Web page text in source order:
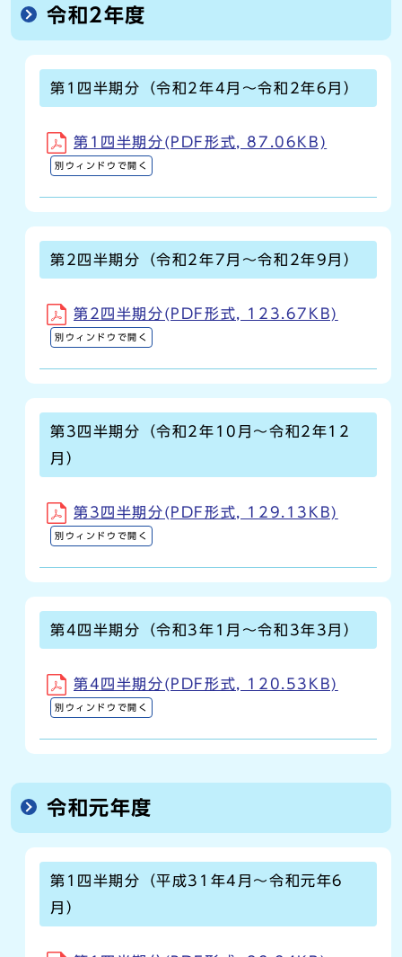
令和2年度
第1四半期分（令和2年4月～令和2年6月）
第1四半期分(PDF形式, 87.06KB)
別ウィンドウで開く
第2四半期分（令和2年7月～令和2年9月）
第2四半期分(PDF形式, 123.67KB)
別ウィンドウで開く
第3四半期分（令和2年10月～令和2年12
月）
第3四半期分(PDF形式, 129.13KB)
別ウィンドウで開く
第4四半期分（令和3年1月～令和3年3月）
第4四半期分(PDF形式, 120.53KB)
別ウィンドウで開く
令和元年度
第1四半期分（平成31年4月～令和元年6
月）